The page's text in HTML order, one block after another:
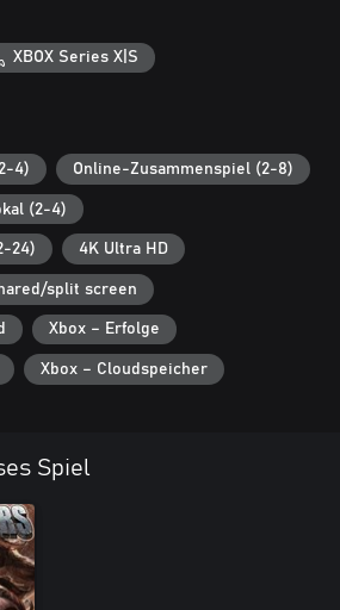
XBOX Series X|S
4) Online-Zusammenspiel (2-8)
(2-4)
24) 4K Ultra HD
split screen
Xbox – Erfolge
Xbox – Cloudspeicher
Spiel